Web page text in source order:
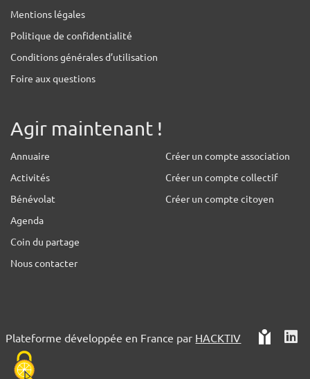
Mentions légales
Politique de confidentialité
Conditions générales d’utilisation
Foire aux questions
Agir maintenant !
Annuaire
Activités
Bénévolat
Agenda
Coin du partage
Nous contacter
Créer un compte association
Créer un compte collectif
Créer un compte citoyen
Plateforme développée en France par HACKTIV